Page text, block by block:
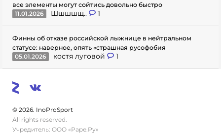
все элементы могут сойтись довольно быстро
11.01.2026
Шшшшщ.. 1
Финны об отказе российской лыжнице в нейтральном
статусе: наверное, опять «страшная русофобия
05.01.2026
костя луговой 1
© 2026. InoProSport
All rights reserved.
Учредитель: ООО «Раре.Ру»